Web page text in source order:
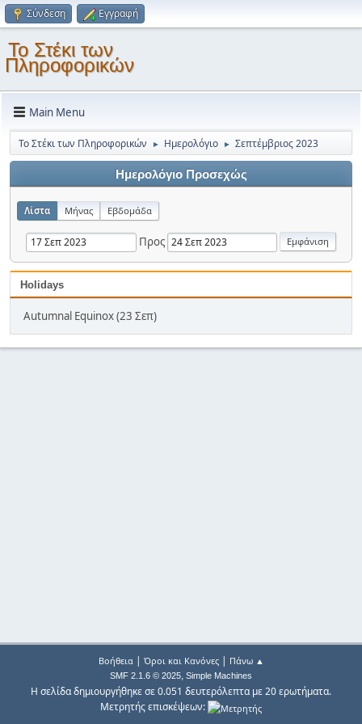
Σύνδεση Εγγραφή
Το Στέκι των
Πληροφορικών
Main Menu
Το Στέκι των Πληροφορικών ► Ημερολόγιο ► Σεπτέμβριος 2023
Ημερολόγιο Προσεχώς
Λίστα Μήνας Εβδομάδα
Προς
Holidays
Autumnal Equinox (23 Σεπ)
Βοήθεια| Όροι και Κανόνες| Πάνω ▲
SMF 2.1.6 © 2025, Simple Machines
Η σελίδα δημιουργήθηκε σε 0.051 δευτερόλεπτα με 20 ερωτήματα.
Μετρητής επισκέψεων: